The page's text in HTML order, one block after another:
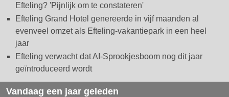
Efteling? 'Pijnlijk om te constateren'
Efteling Grand Hotel genereerde in vijf maanden al
evenveel omzet als Efteling-vakantiepark in een heel
jaar
Efteling verwacht dat AI-Sprookjesboom nog dit jaar
geïntroduceerd wordt
Vandaag een jaar geleden